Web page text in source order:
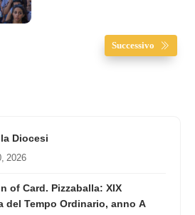
Successivo
Diocesi
2026
of Card. Pizzaballa: XIX
del Tempo Ordinario, anno A